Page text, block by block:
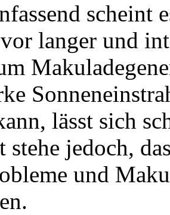
scheint
langer und
lässt sich
stehe jedoch,
und